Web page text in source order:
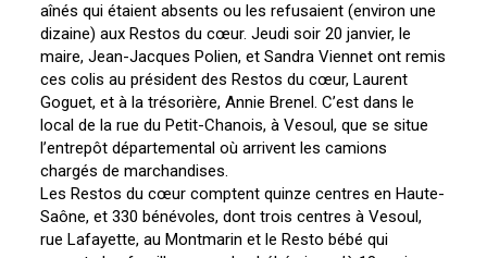
aînés qui étaient absents ou les refusaient (environ une
dizaine) aux Restos du cœur. Jeudi soir 20 janvier, le
maire, Jean-Jacques Polien, et Sandra Viennet ont remis
ces colis au président des Restos du cœur, Laurent
Goguet, et à la trésorière, Annie Brenel. C’est dans le
local de la rue du Petit-Chanois, à Vesoul, que se situe
l’entrepôt départemental où arrivent les camions
chargés de marchandises.
Les Restos du cœur comptent quinze centres en Haute-
Saône, et 330 bénévoles, dont trois centres à Vesoul,
rue Lafayette, au Montmarin et le Resto bébé qui